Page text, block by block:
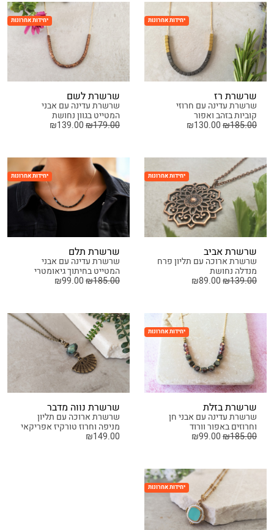
יחידות אחרונות
שרשרת רז
שרשרת עדינה עם חרוזי
קוביות בזהב ואפור
₪185.00
₪130.00
יחידות אחרונות
שרשרת לשם
שרשרת עדינה עם אבני
המטייט בגוון נחושת
₪179.00
₪139.00
יחידות אחרונות
שרשרת אביב
שרשרת ארוכה עם תליון פרח
מנדלה נחושת
₪139.00
₪89.00
יחידות אחרונות
שרשרת תלם
שרשרת עדינה עם אבני
המטייט בחיתוך גיאומטרי
₪185.00
₪99.00
יחידות אחרונות
שרשרת בזלת
שרשרת עדינה עם אבני חן
וחרוזים באפור וורוד
₪185.00
₪99.00
שרשרת נווה מדבר
שרשרת ארוכה עם תליון
מניפה וחרוז טורקיז אפריקאי
₪149.00
יחידות אחרונות